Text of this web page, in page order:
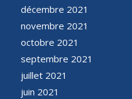
décembre 2021
novembre 2021
octobre 2021
septembre 2021
juillet 2021
juin 2021